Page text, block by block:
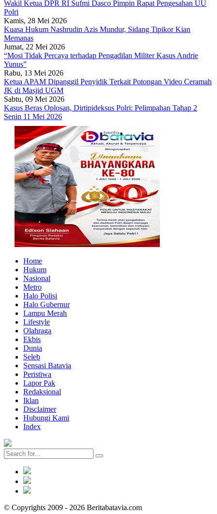
Wakil Ketua DPR RI Sufmi Dasco Pimpin Rapat Pengesahan UU
Polri
Kamis, 28 Mei 2026
Kuasa Hukum Nashrudin Azis Mundur, Sidang Tipikor Kian
Memanas
Jumat, 22 Mei 2026
“Mosi Tidak Percaya terhadap Pengadilan Militer Kasus Andrie
Yunus”
Rabu, 13 Mei 2026
Ketua APAM Dipanggil Penyidik Terkait Potongan Video Ceramah
JK di Masjid UGM
Sabtu, 09 Mei 2026
Kasus Beras Oplosan, Dirtipideksus Polri: Pelimpahan Tahap 2
Senin 11 Mei 2026
Home
Hukum
Nasional
Metro
Halo Polisi
Halo Gubernur
Lampu Merah
Lifestyle
Olahraga
Ekbis
Dunia
Seleb
Sensasi Batavia
Peristiwa
Lapor Pak
Redaksional
Iklan
Disclaimer
Hubungi Kami
Index
© Copyrights 2009 - 2026 Beritabatavia.com